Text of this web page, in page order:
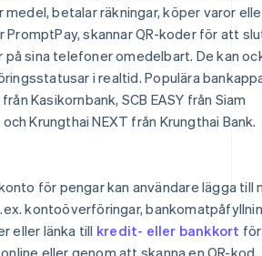
medel, betalar räkningar, köper varor
PromptPay, skannar QR-koder för att
sina telefoner omedelbart. De kan
i realtid. Populära
Kasikornbank, SCB EASY från Siam
Krungthai NEXT från Krungthai Bank.
för pengar kan användare lägga till
kontoöverföringar,
eller länka till kredit- eller bankkort
eller genom att skanna en QR-kod.